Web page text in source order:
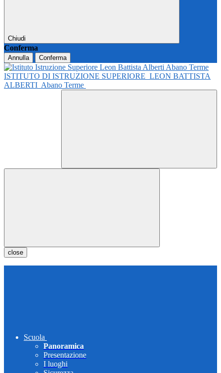
Chiudi
Conferma
Annulla Conferma
ISTITUTO DI ISTRUZIONE SUPERIORE LEON BATTISTA
ALBERTI Abano Terme
close
Scuola
Panoramica
Presentazione
I luoghi